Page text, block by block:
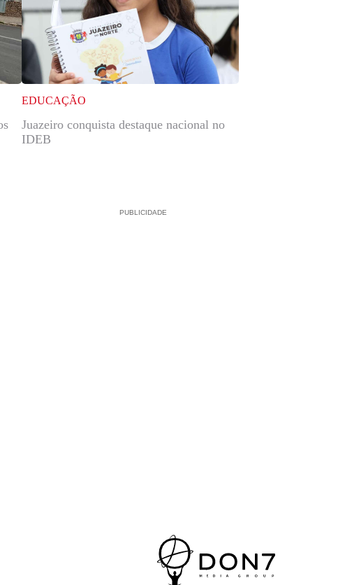
EDUCAÇÃO
Juazeiro conquista destaque nacional no
IDEB
PUBLICIDADE